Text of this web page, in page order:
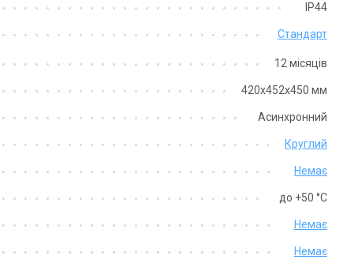
IP44
Стандарт
12 місяців
420x452x450 мм
Асинхронний
Круглий
Немає
до +50 °C
Немає
Немає